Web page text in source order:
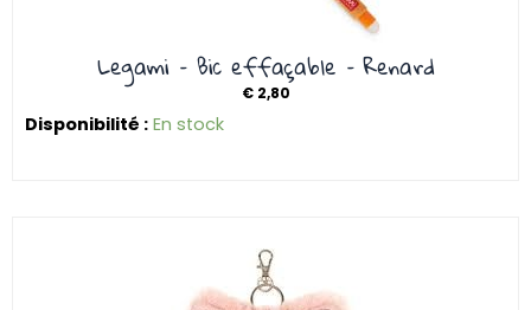
Legami – Bic effaçable – Renard
€2,80
Disponibilité : En stock